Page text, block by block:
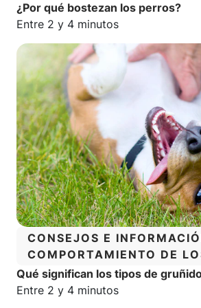
¿Por qué bostezan los perros?
Tiempo estimado de lectura:
Entre 2 y 4 minutos
CATEGORÍA:
CONSEJOS E
COMPORTAMIENTO DE
Qué significan los tipos de
Tiempo estimado de lectura:
Entre 2 y 4 minutos